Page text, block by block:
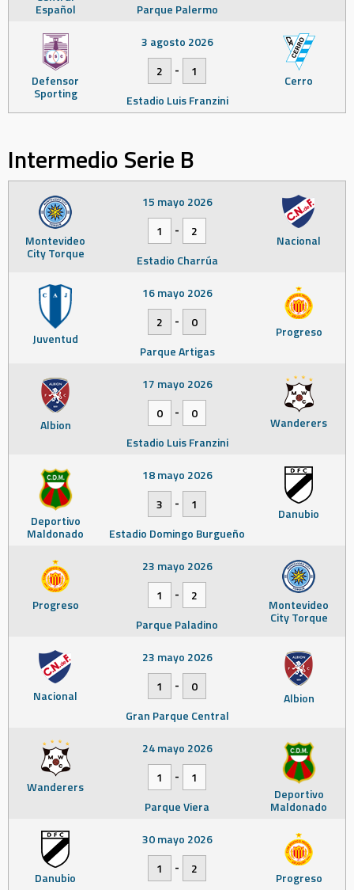
Español Parque Palermo
Defensor
Sporting
Cerro
3 agosto 2026
2
-
1
Estadio Luis Franzini
Intermedio Serie B
Montevideo
City Torque
Nacional
15 mayo 2026
1
-
2
Estadio Charrúa
Juventud Progreso
16 mayo 2026
2
-
0
Parque Artigas
Albion Wanderers
17 mayo 2026
0
-
0
Estadio Luis Franzini
Deportivo
Maldonado
Danubio
18 mayo 2026
3
-
1
Estadio Domingo Burgueño
Progreso Montevideo
City Torque
23 mayo 2026
1
-
2
Parque Paladino
Nacional Albion
23 mayo 2026
1
-
0
Gran Parque Central
Wanderers Deportivo
Maldonado
24 mayo 2026
1
-
1
Parque Viera
Danubio Progreso
30 mayo 2026
1
-
2